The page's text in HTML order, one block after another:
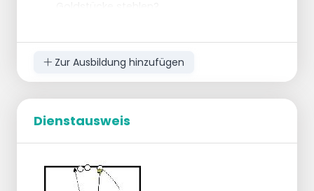
Verteile die Goldstücke gleichmäßig unter
den Dieben.
Dieb - Angreifer: Gehe um deinen Kegel
Agent -Verteidiger: darf sich in diesem Fall
nur innerhalb der Bank verteidigen.
Zur Ausbildung hinzufügen
Dienstausweis